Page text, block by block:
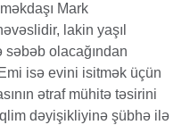
Mark
lakin yaşıl
olacağından
isə evini isitmək üçün
ətraf mühitə təsirini
dəyişikliyinə şübhə ilə